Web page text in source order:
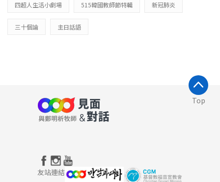
四超人生活小劇場 515韓國教師節特輯 新冠肺炎
三十個論 主日話語
Top
友站連結